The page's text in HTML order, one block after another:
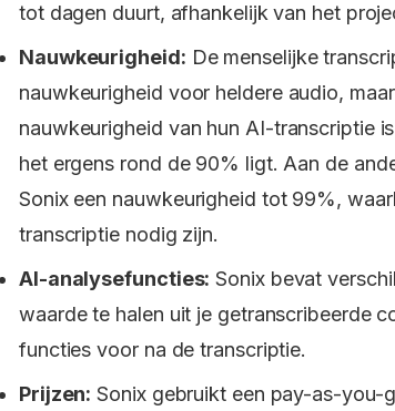
tot dagen duurt, afhankelijk van het
Nauwkeurigheid: De menselijke
nauwkeurigheid voor heldere audio,
nauwkeurigheid van hun AI-transcriptie
het ergens rond de 90% ligt. Aan de
Sonix een nauwkeurigheid tot 99%,
transcriptie nodig zijn.
AI-analysefuncties: Sonix bevat
waarde te halen uit je getranscribeerde
functies voor na de transcriptie.
Prijzen: Sonix gebruikt een pay-as-you-